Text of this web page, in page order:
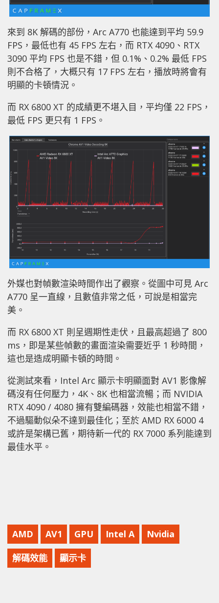
來到 8K 解碼的部份，Arc A770 也能達到平均 59.9
FPS，最低也有 45 FPS 左右，而 RTX 4090、RTX
3090 平均 FPS 也是不錯，但 0.1%、0.2% 最低 FPS
則不合格了，大概只有 17 FPS 左右，播放時將會有
明顯的卡頓情況。
而 RX 6800 XT 的成績更不堪入目，平均僅 22 FPS，
最低 FPS 更只有 1 FPS。
外媒也對幀數渲染時間作出了觀察。從圖中可見 Arc
A770 呈一直線，且數值非常之低，可說是相當完
美。
而 RX 6800 XT 則呈週期性走伏，且最高超過了 800
ms，即是某些幀數的畫面渲染需要近乎 1 秒時間，
這也是造成明顯卡頓的時間。
從測試來看，Intel Arc 顯示卡明顯面對 AV1 影像解
碼沒有任何壓力，4K、8K 也相當流暢；而 NVIDIA
RTX 4090 / 4080 擁有雙編碼器，效能也相當不錯，
不過驅動似朵不達到最佳化；至於 AMD RX 6000 4
或許是架構已舊，期待新一代的 RX 7000 系列能達到
最佳水平。
AMD AV1 GPU Intel A Nvidia
解碼效能 顯示卡